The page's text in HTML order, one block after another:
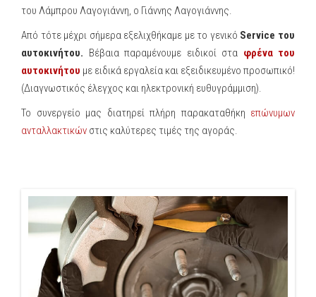
του Λάμπρου Λαγογιάννη, ο Γιάννης Λαγογιάννης.
Από τότε μέχρι σήμερα εξελιχθήκαμε με το γενικό Service του
αυτοκινήτου. Βέβαια παραμένουμε ειδικοί στα φρένα του
αυτοκινήτου με ειδικά εργαλεία και εξειδικευμένο προσωπικό!
(Διαγνωστικός έλεγχος και ηλεκτρονική ευθυγράμμιση).
Το συνεργείο μας διατηρεί πλήρη παρακαταθήκη επώνυμων
ανταλλακτικών στις καλύτερες τιμές της αγοράς.